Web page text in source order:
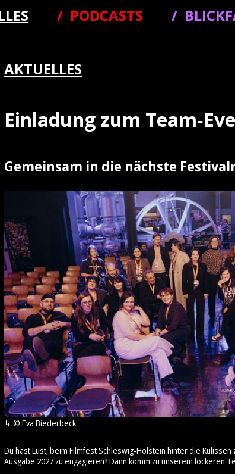
PODCASTS
AKTUELLES
Einladung zum
Gemeinsam in die nächste
© Eva Biederbeck
Du hast Lust, beim Filmfest Schleswig‑Holstein hinter die
Ausgabe 2027 zu engagieren? Dann komm zu unserem lockeren